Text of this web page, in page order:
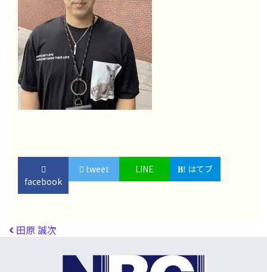
facebook
tweet LINE はてブ
投稿ナビゲーション
田原 誠次